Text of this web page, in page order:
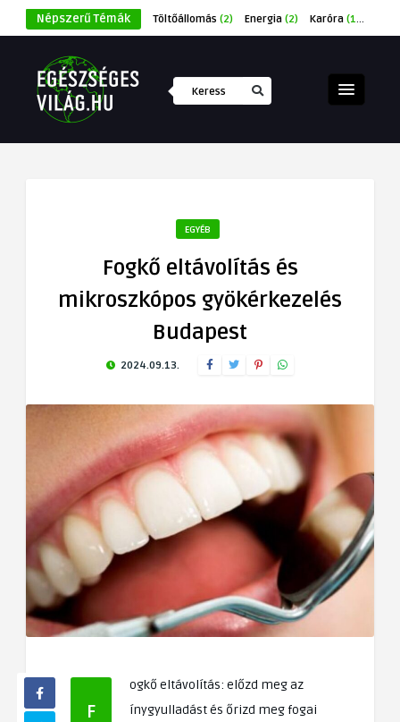
Népszerű Témák Töltőállomás (2) Energia (2) Karóra (1)
EGYÉB
Fogkő eltávolítás és
mikroszkópos gyökérkezelés
Budapest
2024.09.13.
F
ogkő eltávolítás: előzd meg az
ínygyulladást és őrizd meg fogai